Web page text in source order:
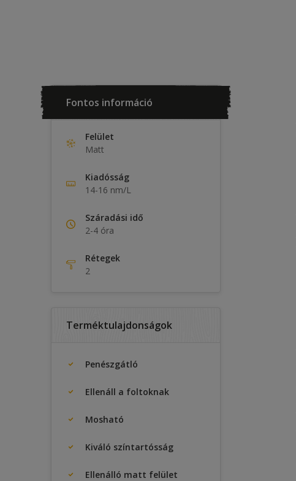
Fontos információ
Felület
Matt
Kiadósság
14-16 nm/L
Száradási idő
2-4 óra
Rétegek
2
Terméktulajdonságok
Penészgátló
Ellenáll a foltoknak
Mosható
Kiváló színtartósság
Ellenálló matt felület